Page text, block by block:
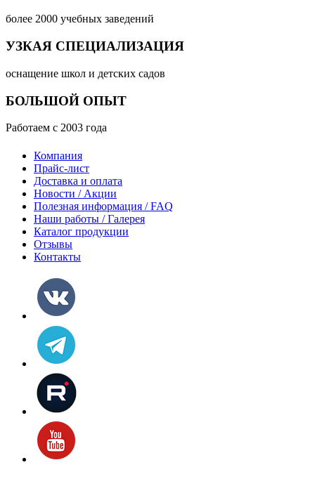
более 2000 учебных заведений
УЗКАЯ СПЕЦИАЛИЗАЦИЯ
оснащение школ и детских садов
БОЛЬШОЙ ОПЫТ
Работаем с 2003 года
Компания
Прайс-лист
Доставка и оплата
Новости / Акции
Полезная информация / FAQ
Наши работы / Галерея
Каталог продукции
Отзывы
Контакты